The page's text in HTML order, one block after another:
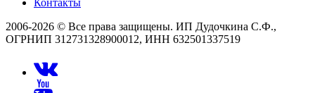
Контакты
2006-2026 © Все права защищены. ИП Дудочкина С.Ф.,
ОГРНИП 312731328900012, ИНН 632501337519